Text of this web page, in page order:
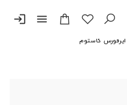
menu
login
ایرفورس کاستوم